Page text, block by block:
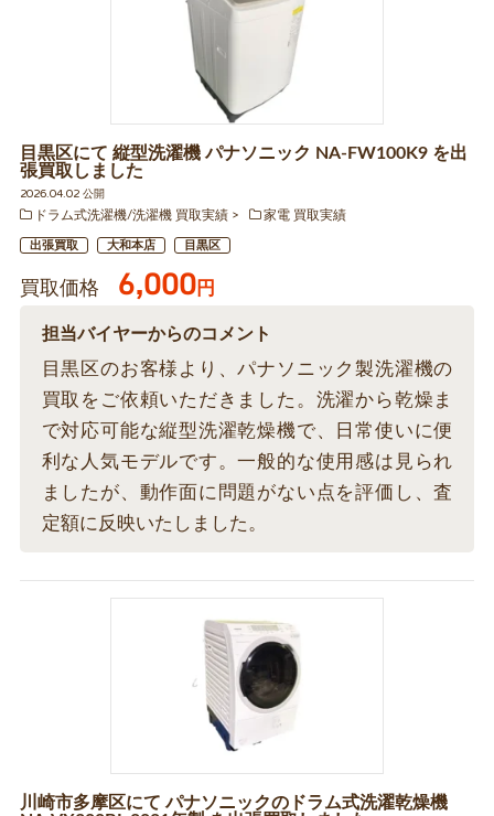
目黒区にて 縦型洗濯機 パナソニック NA-FW100K9 を出
張買取しました
2026.04.02 公開
ドラム式洗濯機/洗濯機 買取実績
家電 買取実績
出張買取 大和本店 目黒区
買取価格 6,000円
担当バイヤーからのコメント
目黒区のお客様より、パナソニック製洗濯機の
買取をご依頼いただきました。洗濯から乾燥ま
で対応可能な縦型洗濯乾燥機で、日常使いに便
利な人気モデルです。一般的な使用感は見られ
ましたが、動作面に問題がない点を評価し、査
定額に反映いたしました。
川崎市多摩区にて パナソニックのドラム式洗濯乾燥機